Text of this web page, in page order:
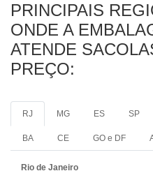
PRINCIPAIS
ONDE A
ATENDE
PREÇO:
RJ MG ES SP
BA CE GO e DF
Rio de Janeiro